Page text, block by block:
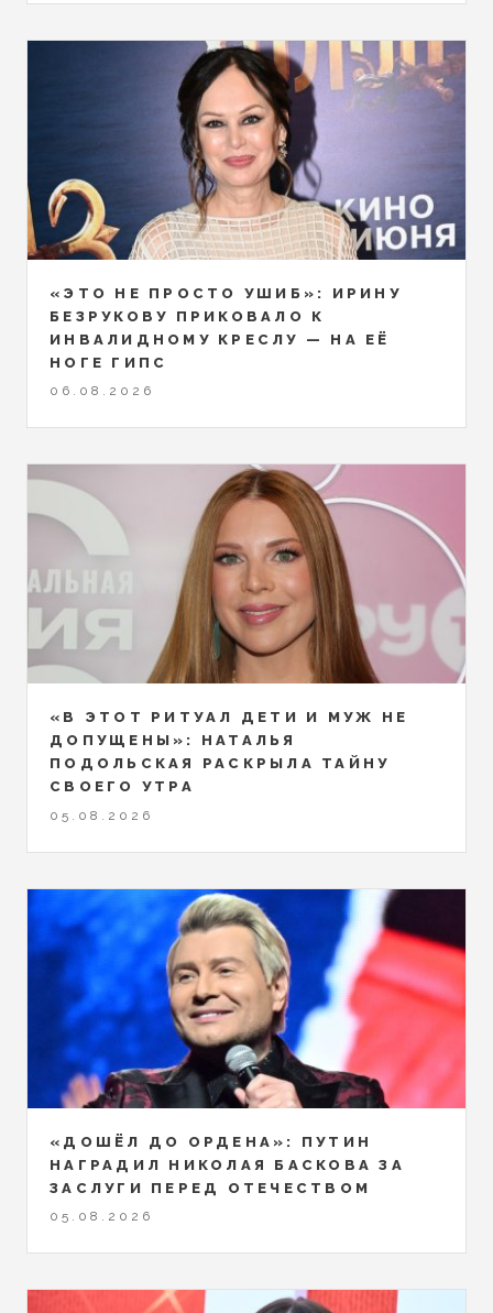
«ЭТО НЕ ПРОСТО УШИБ»: ИРИНУ
БЕЗРУКОВУ ПРИКОВАЛО К
ИНВАЛИДНОМУ КРЕСЛУ — НА ЕЁ
НОГЕ ГИПС
06.08.2026
«В ЭТОТ РИТУАЛ ДЕТИ И МУЖ НЕ
ДОПУЩЕНЫ»: НАТАЛЬЯ
ПОДОЛЬСКАЯ РАСКРЫЛА ТАЙНУ
СВОЕГО УТРА
05.08.2026
«ДОШЁЛ ДО ОРДЕНА»: ПУТИН
НАГРАДИЛ НИКОЛАЯ БАСКОВА ЗА
ЗАСЛУГИ ПЕРЕД ОТЕЧЕСТВОМ
05.08.2026